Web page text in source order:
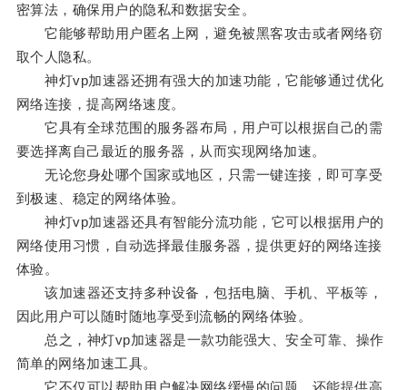
密算法，确保用户的隐私和数据安全。
它能够帮助用户匿名上网，避免被黑客攻击或者网络窃
取个人隐私。
神灯vp加速器还拥有强大的加速功能，它能够通过优化
网络连接，提高网络速度。
它具有全球范围的服务器布局，用户可以根据自己的需
要选择离自己最近的服务器，从而实现网络加速。
无论您身处哪个国家或地区，只需一键连接，即可享受
到极速、稳定的网络体验。
神灯vp加速器还具有智能分流功能，它可以根据用户的
网络使用习惯，自动选择最佳服务器，提供更好的网络连接
体验。
该加速器还支持多种设备，包括电脑、手机、平板等，
因此用户可以随时随地享受到流畅的网络体验。
总之，神灯vp加速器是一款功能强大、安全可靠、操作
简单的网络加速工具。